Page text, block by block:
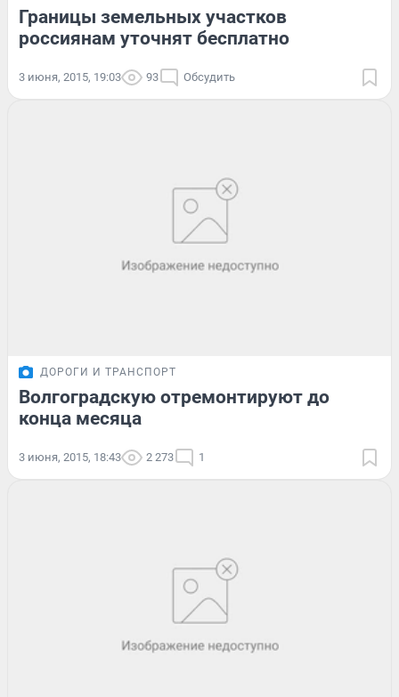
Границы земельных участков
россиянам уточнят бесплатно
3 июня, 2015, 19:03 93 Обсудить
ДОРОГИ И ТРАНСПОРТ
Волгоградскую отремонтируют до
конца месяца
3 июня, 2015, 18:43 2 273 1